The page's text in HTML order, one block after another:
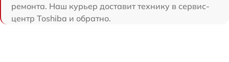
ремонта. Наш курьер доставит технику в сервис-
центр Toshiba и обратно.